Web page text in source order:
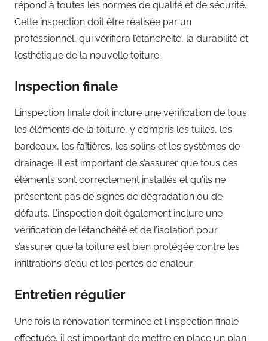
répond à toutes les normes de qualité et de sécurité.
Cette inspection doit être réalisée par un
professionnel, qui vérifiera l’étanchéité, la durabilité et
l’esthétique de la nouvelle toiture.
Inspection finale
L’inspection finale doit inclure une vérification de tous
les éléments de la toiture, y compris les tuiles, les
bardeaux, les faîtières, les solins et les systèmes de
drainage. Il est important de s’assurer que tous ces
éléments sont correctement installés et qu’ils ne
présentent pas de signes de dégradation ou de
défauts. L’inspection doit également inclure une
vérification de l’étanchéité et de l’isolation pour
s’assurer que la toiture est bien protégée contre les
infiltrations d’eau et les pertes de chaleur.
Entretien régulier
Une fois la rénovation terminée et l’inspection finale
effectuée, il est important de mettre en place un plan